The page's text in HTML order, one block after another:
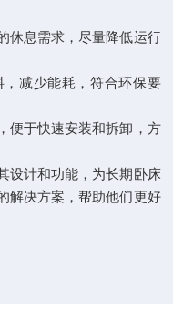
息需求，尽量降低运行
减少能耗，符合环保要
于快速安装和拆卸，方
计和功能，为长期卧床
解决方案，帮助他们更好